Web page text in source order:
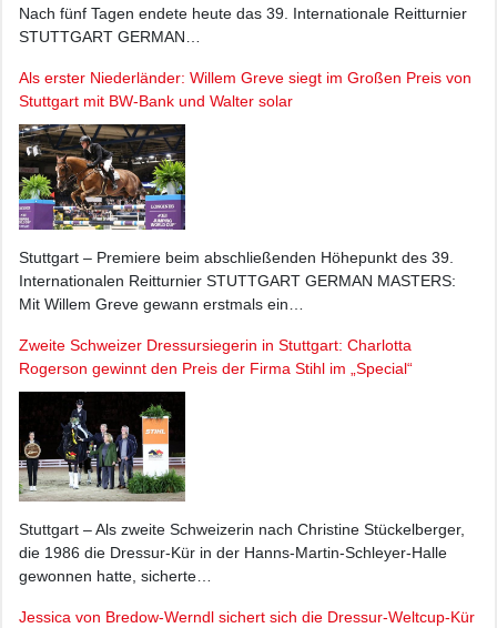
Nach fünf Tagen endete heute das 39. Internationale Reitturnier
STUTTGART GERMAN…
Als erster Niederländer: Willem Greve siegt im Großen Preis von
Stuttgart mit BW-Bank und Walter solar
Stuttgart – Premiere beim abschließenden Höhepunkt des 39.
Internationalen Reitturnier STUTTGART GERMAN MASTERS:
Mit Willem Greve gewann erstmals ein…
Zweite Schweizer Dressursiegerin in Stuttgart: Charlotta
Rogerson gewinnt den Preis der Firma Stihl im „Special“
Stuttgart – Als zweite Schweizerin nach Christine Stückelberger,
die 1986 die Dressur-Kür in der Hanns-Martin-Schleyer-Halle
gewonnen hatte, sicherte…
Jessica von Bredow-Werndl sichert sich die Dressur-Weltcup-Kür